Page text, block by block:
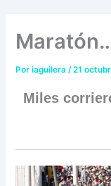
Poriaguilera/21
Miles